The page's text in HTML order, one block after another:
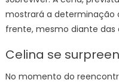
mostrará a determinação
frente, mesmo diante das
Celina se
No momento do